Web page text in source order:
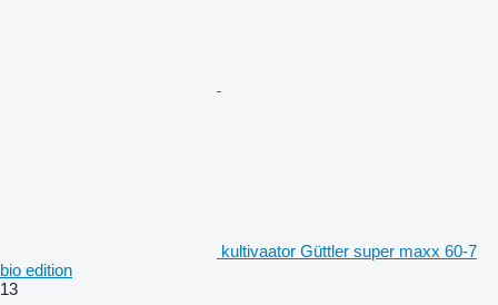
kultivaator Güttler super maxx 60-7
bio edition
13